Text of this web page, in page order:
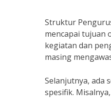
Struktur
mencapai tujuan
kegiatan dan
masing
Selanjutnya, ada
spesifik.